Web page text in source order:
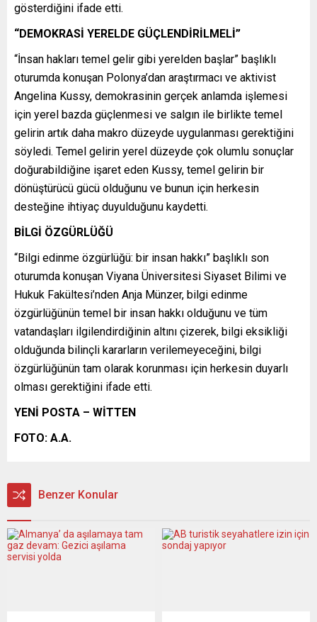
gösterdiğini ifade etti.
“DEMOKRASİ YERELDE GÜÇLENDİRİLMELİ”
“İnsan hakları temel gelir gibi yerelden başlar” başlıklı
oturumda konuşan Polonya’dan araştırmacı ve aktivist
Angelina Kussy, demokrasinin gerçek anlamda işlemesi
için yerel bazda güçlenmesi ve salgın ile birlikte temel
gelirin artık daha makro düzeyde uygulanması gerektiğini
söyledi. Temel gelirin yerel düzeyde çok olumlu sonuçlar
doğurabildiğine işaret eden Kussy, temel gelirin bir
dönüştürücü gücü olduğunu ve bunun için herkesin
desteğine ihtiyaç duyulduğunu kaydetti.
BİLGİ ÖZGÜRLÜĞÜ
“Bilgi edinme özgürlüğü: bir insan hakkı” başlıklı son
oturumda konuşan Viyana Üniversitesi Siyaset Bilimi ve
Hukuk Fakültesi’nden Anja Münzer, bilgi edinme
özgürlüğünün temel bir insan hakkı olduğunu ve tüm
vatandaşları ilgilendirdiğinin altını çizerek, bilgi eksikliği
olduğunda bilinçli kararların verilemeyeceğini, bilgi
özgürlüğünün tam olarak korunması için herkesin duyarlı
olması gerektiğini ifade etti.
YENİ POSTA – WİTTEN
FOTO: A.A.
Benzer Konular